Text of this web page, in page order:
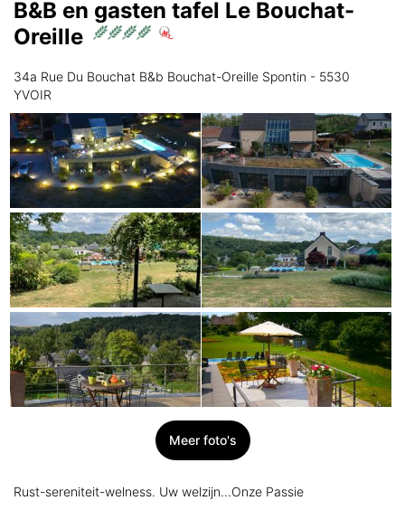
B&B en gasten tafel Le Bouchat-
Oreille
34a Rue Du Bouchat B&b Bouchat-Oreille Spontin - 5530
YVOIR
Meer foto's
Rust-sereniteit-welness. Uw welzijn...Onze Passie